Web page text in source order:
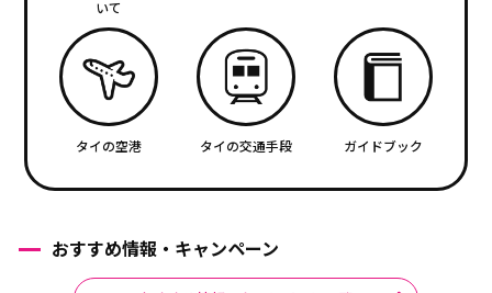
いて
タイの空港 タイの交通手段 ガイドブック
おすすめ情報・キャンペーン